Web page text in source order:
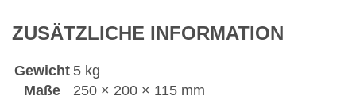
ZUSÄTZLICHE INFORMATION
Gewicht 5 kg
Maße
250 × 200 × 115 mm